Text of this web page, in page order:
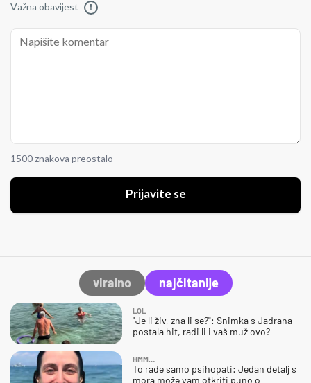
Važna obavijest !
1500 znakova preostalo
Prijavite se
viralno najčitanije
LOL
"Je li živ, zna li se?": Snimka s Jadrana
postala hit, radi li i vaš muž ovo?
HMM…
To rade samo psihopati: Jedan detalj s
mora može vam otkriti puno o